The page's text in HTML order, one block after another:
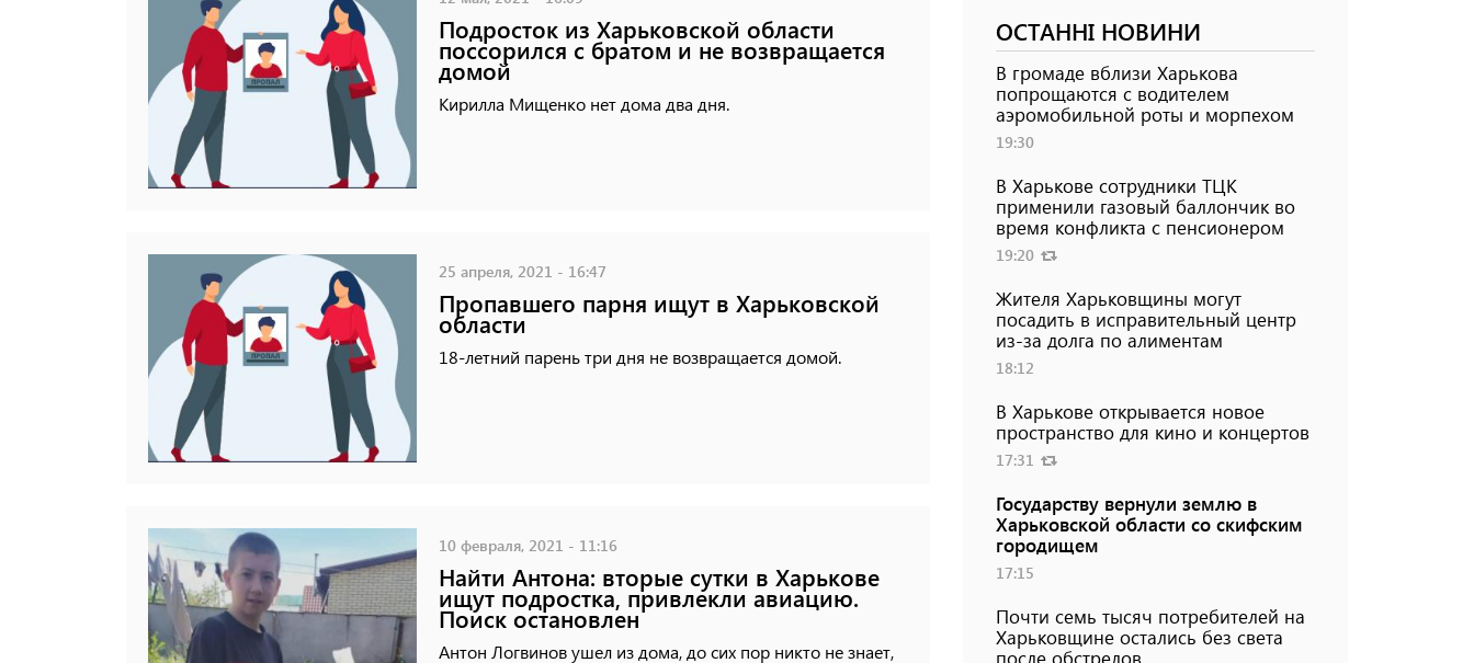
Подросток из Харьковской области
поссорился с братом и не возвращается
домой
Кирилла Мищенко нет дома два дня.
25 апреля, 2021 - 16:47
Пропавшего парня ищут в Харьковской
области
18-летний парень три дня не возвращается домой.
10 февраля, 2021 - 11:16
Найти Антона: вторые сутки в Харькове
ищут подростка, привлекли авиацию.
Поиск остановлен
Антон Логвинов ушел из дома, до сих пор никто не знает,
ОСТАННІ НОВИНИ
В громаде вблизи Харькова
попрощаются с водителем
аэромобильной роты и морпехом
19:30
В Харькове сотрудники ТЦК
применили газовый баллончик во
время конфликта с пенсионером
19:20
Жителя Харьковщины могут
посадить в исправительный центр
из-за долга по алиментам
18:12
В Харькове открывается новое
пространство для кино и концертов
17:31
Государству вернули землю в
Харьковской области со скифским
городищем
17:15
Почти семь тысяч потребителей на
Харьковщине остались без света
после обстрелов